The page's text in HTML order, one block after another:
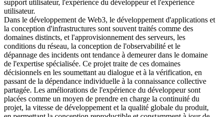
support utilisateur, l'expérience du développeur et l'expérience
utilisateur.
Dans le développement de Web3, le développement d'applications et
la conception d'infrastructures sont souvent traités comme des
domaines distincts, et l'approvisionnement des serveurs, les
conditions du réseau, la conception de l'observabilité et le
dépannage des incidents ont tendance à demeurer dans le domaine
de l'expertise spécialisée. Ce projet traite de ces domaines
décisionnels en les soumettant au dialogue et à la vérification, en
passant de la dépendance individuelle à la connaissance collective
partagée. Les améliorations de l'expérience du développeur sont
placées comme un moyen de prendre en charge la continuité du
projet, la vitesse de développement et la qualité globale du produit,